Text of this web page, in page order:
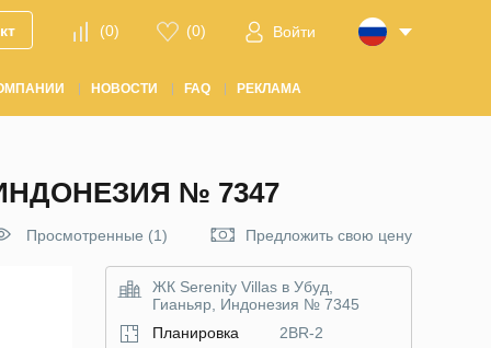
(0) (0) Войти
НОВОСТИ FAQ РЕКЛАМА
№ 7347
Просмотренные (1) Предложить свою цену
ЖК Serenity Villas в Убуд,
Гианьяр, Индонезия № 7345
Планировка
2BR-2